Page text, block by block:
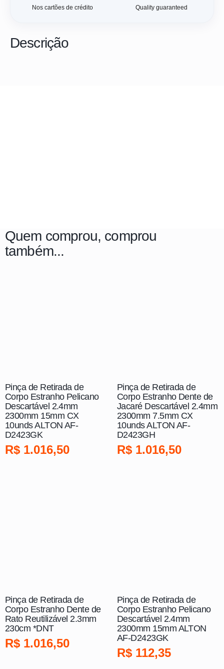
Nos cartões de crédito Quality guaranteed
Descrição
Quem comprou, comprou
também...
Pinça de Retirada de
Corpo Estranho Pelicano
Descartável 2.4mm
2300mm 15mm CX
10unds ALTON AF-
D2423GK
R$ 1.016,50
Pinça de Retirada de
Corpo Estranho Dente de
Jacaré Descartável 2.4mm
2300mm 7.5mm CX
10unds ALTON AF-
D2423GH
R$ 1.016,50
Pinça de Retirada de
Corpo Estranho Dente de
Rato Reutilizável 2.3mm
230cm *DNT
R$ 1.016,50
Pinça de Retirada de
Corpo Estranho Pelicano
Descartável 2.4mm
2300mm 15mm ALTON
AF-D2423GK
R$ 112,35